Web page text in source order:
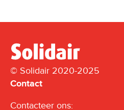
© Solidair 2020-2025
Contact
Contacteer ons: